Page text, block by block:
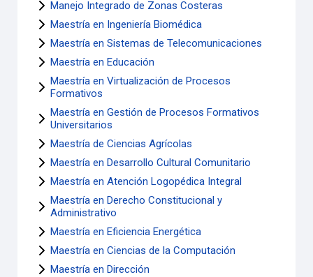
Manejo Integrado de Zonas Costeras
Maestría en Ingeniería Biomédica
Maestría en Sistemas de Telecomunicaciones
Maestría en Educación
Maestría en Virtualización de Procesos
Formativos
Maestría en Gestión de Procesos Formativos
Universitarios
Maestría de Ciencias Agrícolas
Maestría en Desarrollo Cultural Comunitario
Maestría en Atención Logopédica Integral
Maestría en Derecho Constitucional y
Administrativo
Maestría en Eficiencia Energética
Maestría en Ciencias de la Computación
Maestría en Dirección